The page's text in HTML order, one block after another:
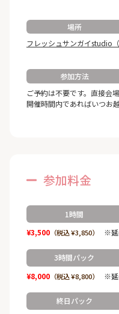
場所
フレッシュサンガイstudio（
参加方法
ご予約は不要です。直接会
開催時間内であればいつお
参加料金
1時間
¥3,500（税込 ¥3,850） ※延
3時間パック
¥8,000（税込 ¥8,800） ※延
終日パック